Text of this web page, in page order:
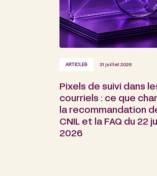
ARTICLES 31 juillet 2026
Pixels de suivi dans
courriels : ce que
la recommandation
CNIL et la FAQ du 22
2026